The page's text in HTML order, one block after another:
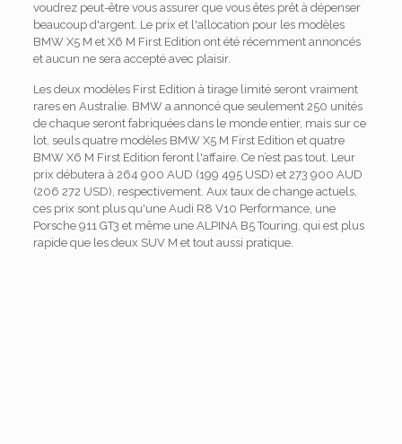
voudrez peut-être vous assurer que vous êtes prêt à dépenser
beaucoup d'argent. Le prix et l'allocation pour les modèles
BMW X5 M et X6 M First Edition ont été récemment annoncés
et aucun ne sera accepté avec plaisir.
Les deux modèles First Edition à tirage limité seront vraiment
rares en Australie. BMW a annoncé que seulement 250 unités
de chaque seront fabriquées dans le monde entier, mais sur ce
lot, seuls quatre modèles BMW X5 M First Edition et quatre
BMW X6 M First Edition feront l'affaire. Ce n’est pas tout. Leur
prix débutera à 264 900 AUD (199 495 USD) et 273 900 AUD
(206 272 USD), respectivement. Aux taux de change actuels,
ces prix sont plus qu'une Audi R8 V10 Performance, une
Porsche 911 GT3 et même une ALPINA B5 Touring, qui est plus
rapide que les deux SUV M et tout aussi pratique.